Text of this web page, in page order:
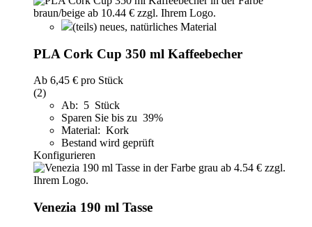
(teils) neues, natürliches Material
PLA Cork Cup 350 ml Kaffeebecher
Ab 6,45 € pro Stück
(2)
Ab: 5 Stück
Sparen Sie bis zu 39%
Material: Kork
Bestand wird geprüft
Konfigurieren
Venezia 190 ml Tasse